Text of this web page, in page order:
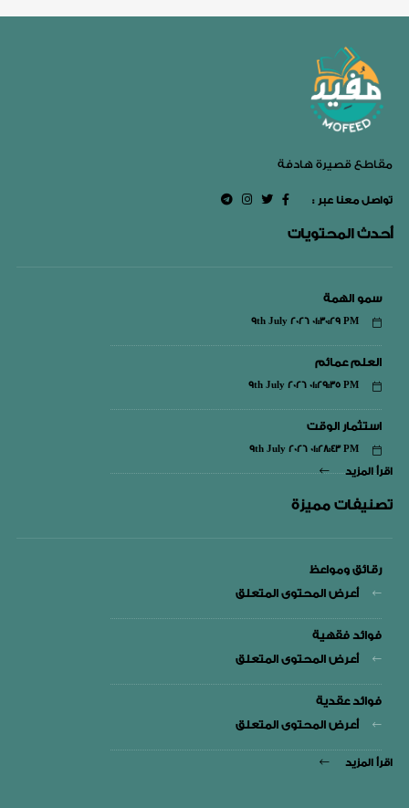
مقاطع قصيرة هادفة
: تواصل معنا عبر
أحدث المحتويات
سمو الهمة
9th July 2026 01:30:29 PM
العلم عمائم
9th July 2026 01:29:35 PM
استثمار الوقت
9th July 2026 01:28:43 PM
اقرأ المزيد
تصنيفات مميزة
رقائق ومواعظ
أعرض المحتوى المتعلق
فوائد فقهية
أعرض المحتوى المتعلق
فوائد عقدية
أعرض المحتوى المتعلق
اقرأ المزيد